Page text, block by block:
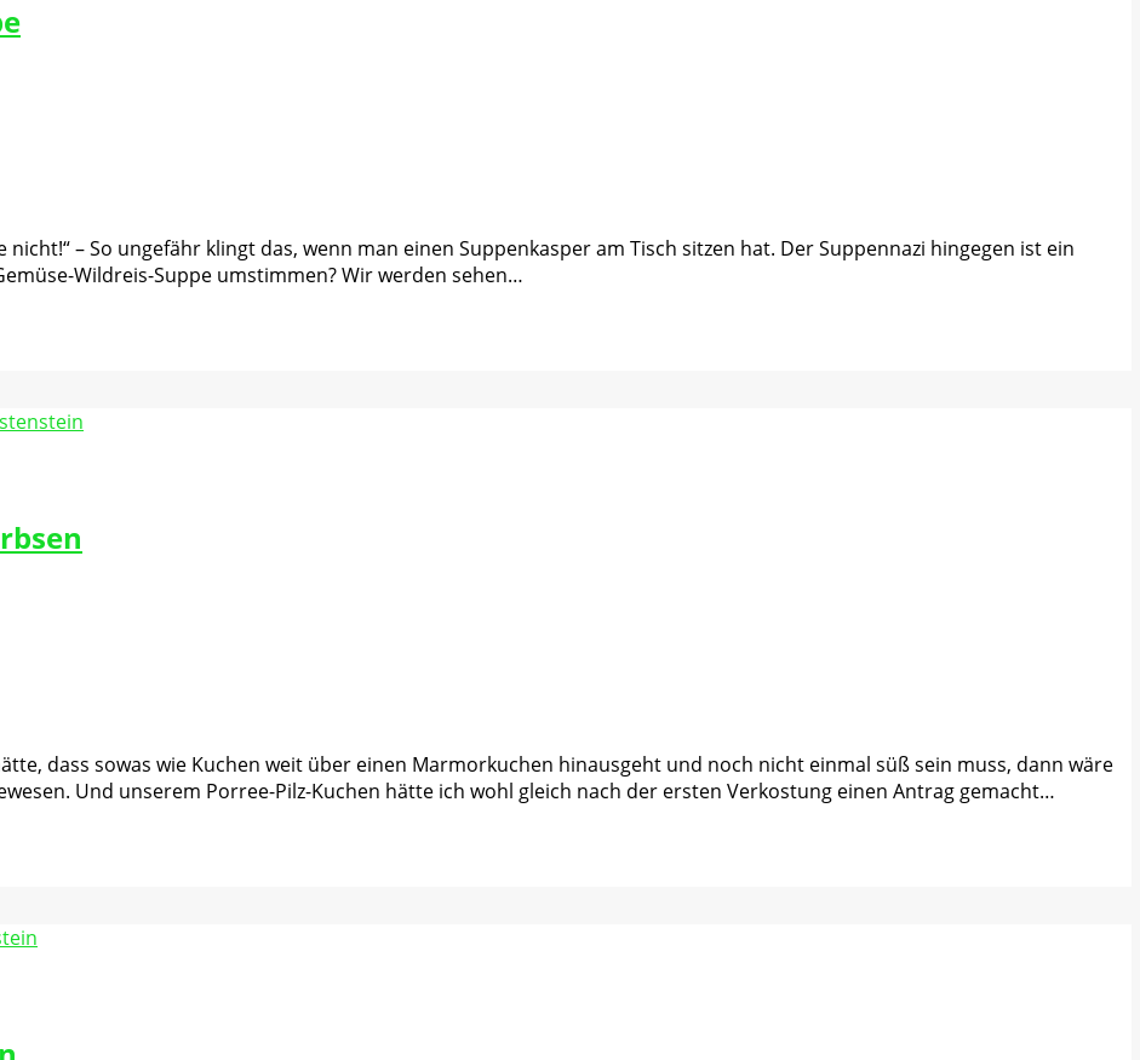
nicht!“ – So ungefähr klingt das, wenn man einen Suppenkasper am Tisch sitzen hat. Der Suppennazi hingegen ist ein
Wildreis-Suppe umstimmen? Wir werden sehen…
dass sowas wie Kuchen weit über einen Marmorkuchen hinausgeht und noch nicht einmal süß sein muss, dann wäre
Und unserem Porree-Pilz-Kuchen hätte ich wohl gleich nach der ersten Verkostung einen Antrag gemacht…